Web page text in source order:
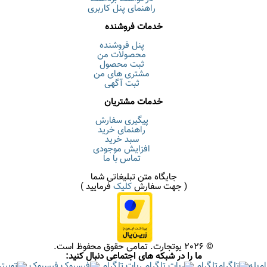
راهنمای پنل کاربری
خدمات فروشنده
پنل فروشنده
محصولات من
ثبت محصول
مشتری های من
ثبت آگهی
خدمات مشتریان
پیگیری سفارش
راهنمای خرید
سبد خرید
افزایش موجودی
تماس با ما
جایگاه متن تبلیغاتی شما
( جهت سفارشکلیک فرمایید )
© 2026 یوتجارت. تمامی حقوق محفوظ است.
ما را در شبکه های اجتماعی دنبال کنید: